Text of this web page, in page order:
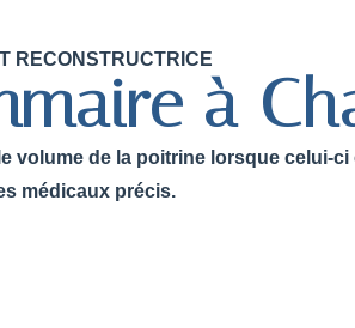
RECONSTRUCTRICE
à
volume de la poitrine lorsque
médicaux précis.